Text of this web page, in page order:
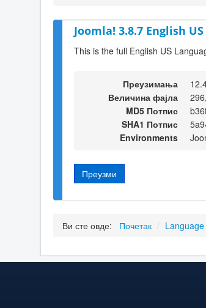
Joomla! 3.8.7 English
This is the full English US
Преузимања
Величина фајла
MD5 Потпис
SHA1 Потпис
Environments
Преузми
Ви сте овде: Почетак /